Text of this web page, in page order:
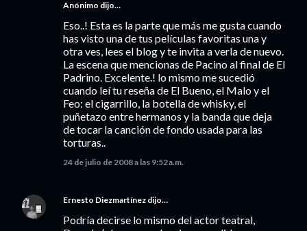
Anónimo dijo…
Eso..! Esta es la parte que más me gusta cuando
has visto una de tus películas favoritas una y
otra ves, lees el blog y te invita a verla de nuevo.
La escena que mencionas de Pacino al final de El
Padrino. Excelente.! lo mismo me sucedió
cuando leí tu reseña de El Bueno, el Malo y el
Feo: el cigarrillo, la botella de whisky, el
puñetazo entre hermanos y la banda que deja
de tocar la canción de fondo usada para las
torturas..
24 de julio de 2008 a las 9:52 a.m.
Ernesto Diezmartínez dijo…
Podría decirse lo mismo del actor teatral,